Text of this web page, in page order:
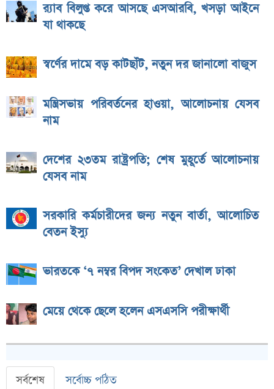
র‌্যাব বিলুপ্ত করে আসছে এসআরবি, খসড়া আইনে
যা থাকছে
স্বর্ণের দামে বড় কাটছাঁট, নতুন দর জানালো বাজুস
মন্ত্রিসভায় পরিবর্তনের হাওয়া, আলোচনায় যেসব
নাম
দেশের ২৩তম রাষ্ট্রপতি; শেষ মুহূর্তে আলোচনায়
যেসব নাম
সরকারি কর্মচারীদের জন্য নতুন বার্তা, আলোচিত
বেতন ইস্যু
ভারতকে ‘৭ নম্বর বিপদ সংকেত’ দেখাল ঢাকা
মেয়ে থেকে ছেলে হলেন এসএসসি পরীক্ষার্থী
সর্বশেষ সর্বোচ্চ পঠিত